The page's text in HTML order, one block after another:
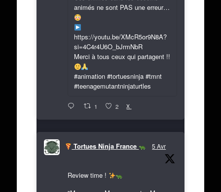
animés ne sont PAS une erreur…
https://youtu.be/XMcR5or9N8A?
si=4C4r4U6O_bJrmNbR
Merci à tous ceux qui partagent !!
#animation #tortuesninja #tmnt
#teenagemutantninjaturtles
1 2 X
Tortues Ninja France 5 Avr
Review time !